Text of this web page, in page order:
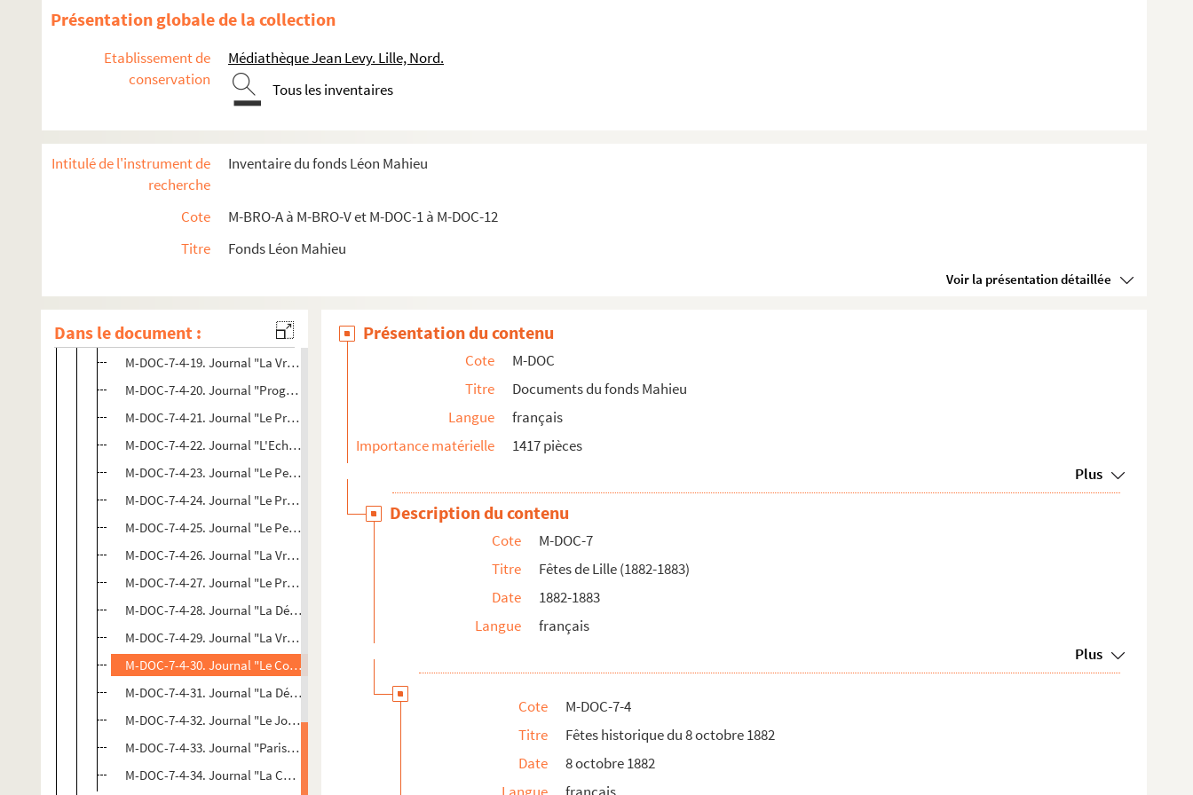
Présentation globale de la collection
Etablissement de
conservation
Médiathèque Jean Levy. Lille, Nord.
Tous les inventaires
Intitulé de l'instrument de
recherche
Inventaire du fonds Léon Mahieu
Cote
M-BRO-A à M-BRO-V et M-DOC-1 à M-DOC-12
Titre
Fonds Léon Mahieu
Voir la présentation détaillée
Dans le document :
M-DOC-7-4-7. Invitation personnelle (grand concert) fête historique du 8 octobre 1882
M-DOC-7-4-8. Carton de bienfaisance fête historique du 8 octobre 1882
M-DOC-7-4-9. Pontsevrez, chanson de France (Lille assiégée 1792)
M-DOC-7-4-11. "L'Echo du Nord" du 8 octobre 1882
M-DOC-7-4-12. Programme officiel du dimanche 8 octobre 1882
M-DOC-7-4-14. Journal "Mémorial de Lille"
M-DOC-7-4-15. Journal "Mémorial de Lille"
M-DOC-7-4-17. Journal "Le Courrier populaire"
M-DOC-7-4-18. Journal "Le Propagateur
M-DOC-7-4-19. Journal "La Vraie France"
M-DOC-7-4-20. Journal "Progrès du Nord"
M-DOC-7-4-21. Journal "Le Propagateur"
M-DOC-7-4-22. Journal "L'Echo du Nord"
M-DOC-7-4-23. Journal "Le Petit Nord"
M-DOC-7-4-24. Journal "Le Progrès du Nord"
M-DOC-7-4-25. Journal "Le Petit Nord"
M-DOC-7-4-26. Journal "La Vraie France"
M-DOC-7-4-27. Journal "Le Progrès du Nord"
M-DOC-7-4-28. Journal "La Dépêche"
M-DOC-7-4-29. Journal "La Vraie France"
M-DOC-7-4-30. Journal "Le Courrier populaire"
M-DOC-7-4-31. Journal "La Dépêche"
M-DOC-7-4-32. Journal "Le Journal d'Hazebrouck"
M-DOC-7-4-33. Journal "Paris-Nord"
M-DOC-7-4-34. Journal "La Chronique"
Présentation du contenu
Cote
M-DOC
Titre
Documents du fonds Mahieu
Langue
français
Importance matérielle
1417 pièces
Plus
Description du contenu
Cote
M-DOC-7
Titre
Fêtes de Lille (1882-1883)
Date
1882-1883
Langue
français
Plus
Cote
M-DOC-7-4
Titre
Fêtes historique du 8 octobre 1882
Date
8 octobre 1882